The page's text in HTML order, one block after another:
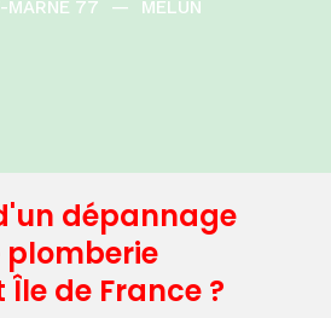
MARNE 77
— MELUN
dépannage
plomberie
Île de France ?